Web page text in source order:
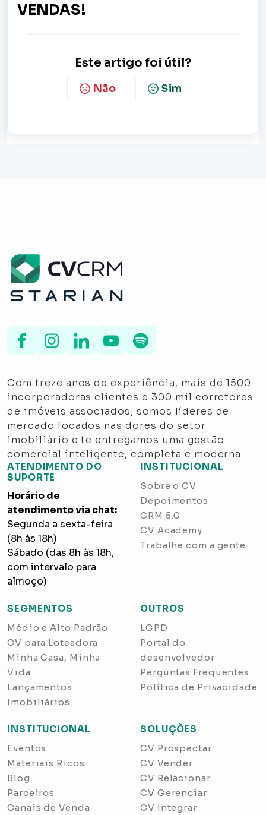
VENDAS!
Este artigo foi útil?
Não Sim
Com treze anos de experiência, mais de 1500
incorporadoras clientes e 300 mil corretores
de imóveis associados, somos líderes de
mercado focados nas dores do setor
imobiliário e te entregamos uma gestão
comercial inteligente, completa e moderna.
INSTITUCIONAL
Sobre o CV
Depoimentos
CRM 5.0
CV Academy
Trabalhe com a gente
SEGMENTOS
Médio e Alto Padrão
CV para Loteadora
Minha Casa, Minha
Vida
Lançamentos
Imobiliários
OUTROS
LGPD
Portal do
desenvolvedor
Perguntas Frequentes
Política de Privacidade
INSTITUCIONAL
Eventos
Materiais Ricos
Blog
Parceiros
Canais de Venda
SOLUÇÕES
CV Prospectar
CV Vender
CV Relacionar
CV Gerenciar
CV Integrar
ATENDIMENTO DO
SUPORTE
Horário de
atendimento via chat:
Segunda a sexta-feira
(8h às 18h)
Sábado (das 8h às 18h,
com intervalo para
almoço)